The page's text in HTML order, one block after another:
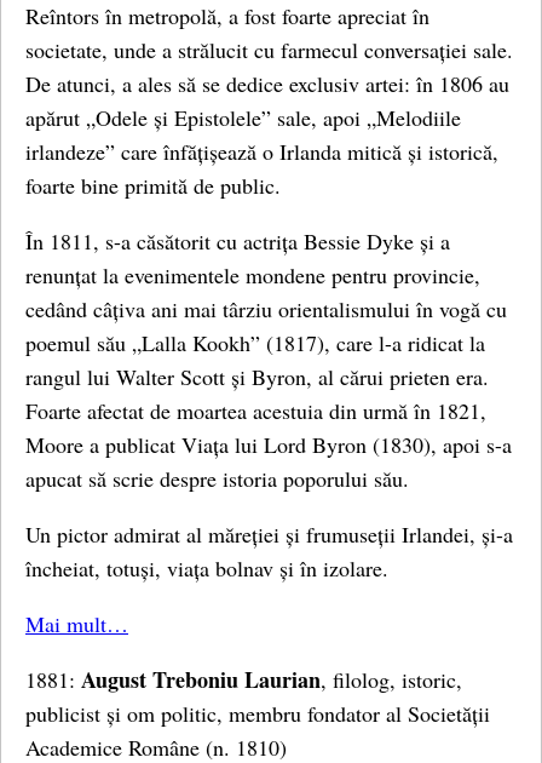
Reîntors în metropolă, a fost foarte apreciat în
societate, unde a strălucit cu farmecul conversației sale.
De atunci, a ales să se dedice exclusiv artei: în 1806 au
apărut „Odele și Epistolele” sale, apoi „Melodiile
irlandeze” care înfățișează o Irlanda mitică și istorică,
foarte bine primită de public.
În 1811, s-a căsătorit cu actrița Bessie Dyke și a
renunțat la evenimentele mondene pentru provincie,
cedând câțiva ani mai târziu orientalismului în vogă cu
poemul său „Lalla Kookh” (1817), care l-a ridicat la
rangul lui Walter Scott și Byron, al cărui prieten era.
Foarte afectat de moartea acestuia din urmă în 1821,
Moore a publicat Viața lui Lord Byron (1830), apoi s-a
apucat să scrie despre istoria poporului său.
Un pictor admirat al măreției și frumuseții Irlandei, și-a
încheiat, totuși, viața bolnav și în izolare.
Mai mult…
1881: August Treboniu Laurian, filolog, istoric,
publicist și om politic, membru fondator al Societății
Academice Române (n. 1810)